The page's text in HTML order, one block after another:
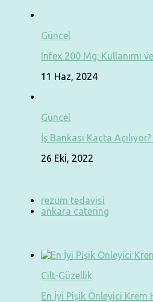
Güncel
Infex 200 Mg: Kullanımı
11 Haz, 2024
Güncel
İş Bankası Kaçta
26 Eki, 2022
rezum tedavisi
ankara catering
Cilt-Güzellik
En İyi Pişik Önleyici Krem